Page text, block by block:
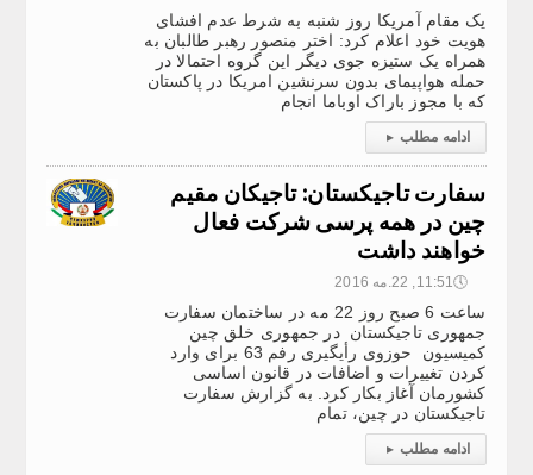
یک مقام آمریکا روز شنبه به شرط عدم افشای
هویت خود اعلام کرد: اختر منصور رهبر طالبان به
همراه یک ستیزه جوی دیگر این گروه احتمالا در
حمله هواپیمای بدون سرنشین امریکا در پاکستان
که با مجوز باراک اوباما انجام
ادامه مطلب ▸
سفارت تاجیکستان: تاجیکان مقیم
چین در همه پرسی شرکت فعال
خواهند داشت
🕔11:51, 22.مه 2016
ساعت 6 صبح روز 22 مه در ساختمان سفارت
جمهوری تاجیکستان در جمهوری خلق چین
کمیسیون حوزوی رأیگیری رفم 63 برای وارد
کردن تغییرات و اضافات در قانون اساسی
کشورمان آغاز بکار کرد. به گزارش سفارت
تاجیکستان در چین، تمام
ادامه مطلب ▸